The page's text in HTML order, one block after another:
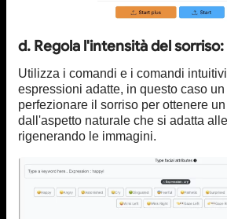
d. Regola l'intensità del sorriso:
Utilizza i comandi e i comandi
espressioni adatte, in questo caso
perfezionare il sorriso per ottenere
dall'aspetto naturale che si adatta
rigenerando le immagini.